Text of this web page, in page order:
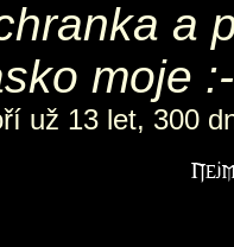
a
moje
už 13 let, 300